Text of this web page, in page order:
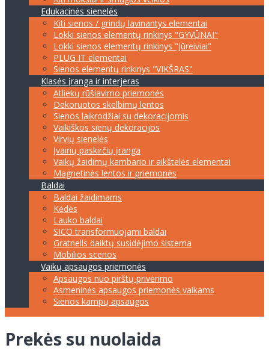
Edukacinės sienelės
Kiti sienos / grindų lavinantys elementai
Lokki sienos elementų rinkinys "GYVŪNAI"
Lokki sienos elementų rinkinys "Jūreiviai"
PLUG IT elementai
Sienos elementų rinkinys "VIKŠRAS"
Klasės įranga ir interjeras
Atliekų rūšiavimo priemonės
Dekoruotos skelbimų lentos
Sienos laikrodžiai su dekoracijomis
Vaikiškos sienų dekoracijos
Virvių sienelės
Įvairių paskirčių įranga
Vaikų žaidimų kambario ir aikštelės elementai
Magnetinės lentos ir priemonės
Baldai
Baldai žaidimams
Kėdės
Lauko baldai
SICO transformuojami baldai
Gratnells daiktų susidėjimo sistema
Mobilios scenos
Vaikų apsaugos priemonės
Apsaugos nuo pirštų privėrimo
Asmeninės apsaugos priemonės vaikams
Sienos kampų apsaugos
Prekės su nuolaida